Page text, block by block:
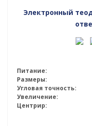
Электронный
Питание:
Размеры:
Угловая точность:
Увеличение:
Центрир: